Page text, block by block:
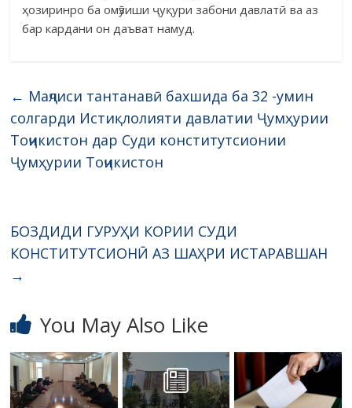
ҳозиринро ба омӯзиши ҷуқури забони давлатӣ ва аз
бар кардани он даъват намуд.
← Маҷлиси тантанавӣ бахшида ба 32 -умин
солгарди Истиқлолияти давлатии Ҷумҳурии
Тоҷикистон дар Суди конститутсионии
Ҷумҳурии Тоҷикистон
БОЗДИДИ ГУРУҲИ КОРИИ СУДИ
КОНСТИТУТСИОНӢ АЗ ШАҲРИ ИСТАРАВШАН
→
You May Also Like